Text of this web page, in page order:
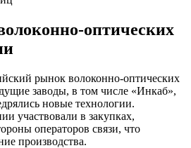
оптических
рынок волоконно-оптических
заводы, в том числе «Инкаб»,
новые технологии.
участвовали в закупках,
операторов связи, что
производства.